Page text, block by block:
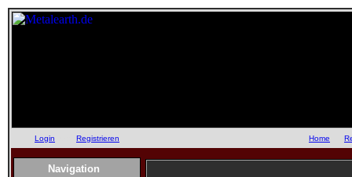
Login Registrieren Home
Navigation